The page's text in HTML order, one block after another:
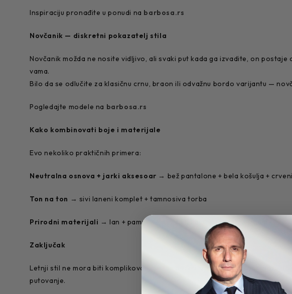
Inspiraciju pronađite u ponudi na barbosa.rs
Novčanik — diskretni pokazatelj stila
Novčanik možda ne nosite vidljivo, ali svaki put kada ga izvadite, on
vama.
Bilo da se odlučite za klasičnu crnu, braon ili odvažnu bordo varijantu —
Pogledajte modele na barbosa.rs
Kako kombinovati boje i materijale
Evo nekoliko praktičnih primera:
Neutralna osnova + jarki aksesoar → bež pantalone + bela košulja +
Ton na ton → sivi laneni komplet + tamnosiva torba
Prirodni materijali → lan + pamuk + koža za izbalansiran letnji izgled
Zaključak
Letnji stil ne mora biti komplikovan. Jedan dobro izabran aksesoar može
putovanje.